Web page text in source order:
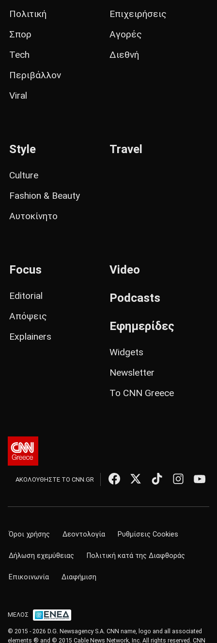
Πολιτική
Σπορ
Tech
Περιβάλλον
Viral
Επιχειρήσεις
Αγορές
Διεθνή
Style
Culture
Fashion & Beauty
Αυτοκίνητο
Travel
Focus
Editorial
Απόψεις
Explainers
Video
Podcasts
Εφημερίδες
Widgets
Newsletter
Το CNN Greece
ΑΚΟΛΟΥΘΗΣΤΕ ΤΟ CNN.GR
Όροι χρήσης Δεοντολογία Ρυθμίσεις Cookies
Δήλωση εχεμύθειας Πολιτική κατά της Διαφθοράς
Επικοινωνία Διαφήμιση
ΜΕΛΟΣ
© 2015 - 2026 D.G. Newsagency S.A. CNN name, logo and all associated
elements ® and © 2015 Cable News Network, Inc. All rights reserved. CNN